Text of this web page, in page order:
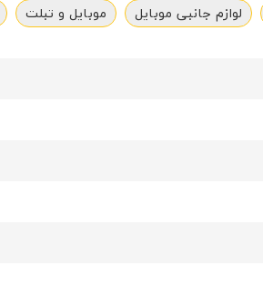
لوازم جانبی موبایل موبایل و تبلت